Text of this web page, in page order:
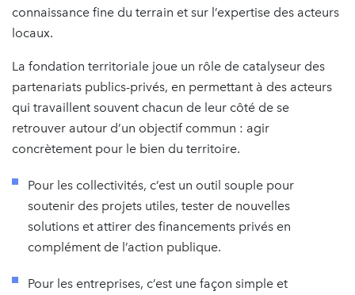
connaissance fine du terrain et sur l’expertise des acteurs
locaux.
La fondation territoriale joue un rôle de catalyseur des
partenariats publics-privés, en permettant à des acteurs
qui travaillent souvent chacun de leur côté de se
retrouver autour d’un objectif commun : agir
concrètement pour le bien du territoire.
Pour les collectivités, c’est un outil souple pour
soutenir des projets utiles, tester de nouvelles
solutions et attirer des financements privés en
complément de l’action publique.
Pour les entreprises, c’est une façon simple et